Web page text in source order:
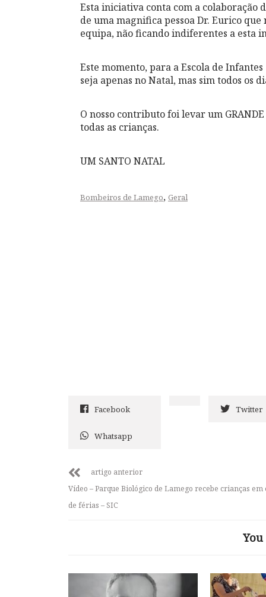
Esta iniciativa conta com a colaboração
de uma magnifica pessoa Dr. Eurico
equipa, não ficando indiferentes a esta
Este momento, para a Escola de
seja apenas no Natal, mas sim todos os
O nosso contributo foi levar um GRANDE
todas as crianças.
UM SANTO NATAL
Bombeiros de Lamego, Geral
Facebook Twitter
Whatsapp
artigo anterior
Vídeo – Parque Biológico de Lamego recebe crianças em
de férias – SIC